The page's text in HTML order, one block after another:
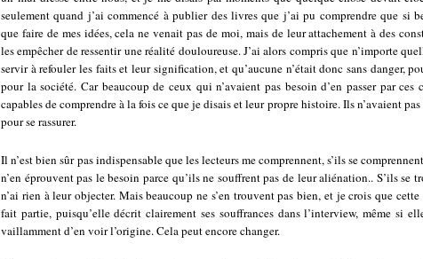
seulement quand j’ai commencé à publier des livres que j’ai pu comprendre que si
que faire de mes idées, cela ne venait pas de moi, mais de leur attachement à des
les empêcher de ressentir une réalité douloureuse. J’ai alors compris que n’importe
servir à refouler les faits et leur signification, et qu’aucune n’était donc sans danger,
pour la société. Car beaucoup de ceux qui n’avaient pas besoin d’en passer par ces
capables de comprendre à la fois ce que je disais et leur propre histoire. Ils n’avaient
pour se rassurer.
Il n’est bien sûr pas indispensable que les lecteurs me comprennent, s’ils se
n’en éprouvent pas le besoin parce qu’ils ne souffrent pas de leur aliénation.. S’ils se
n’ai rien à leur objecter. Mais beaucoup ne s’en trouvent pas bien, et je crois que
fait partie, puisqu’elle décrit clairement ses souffrances dans l’interview, même si
vaillamment d’en voir l’origine. Cela peut encore changer.